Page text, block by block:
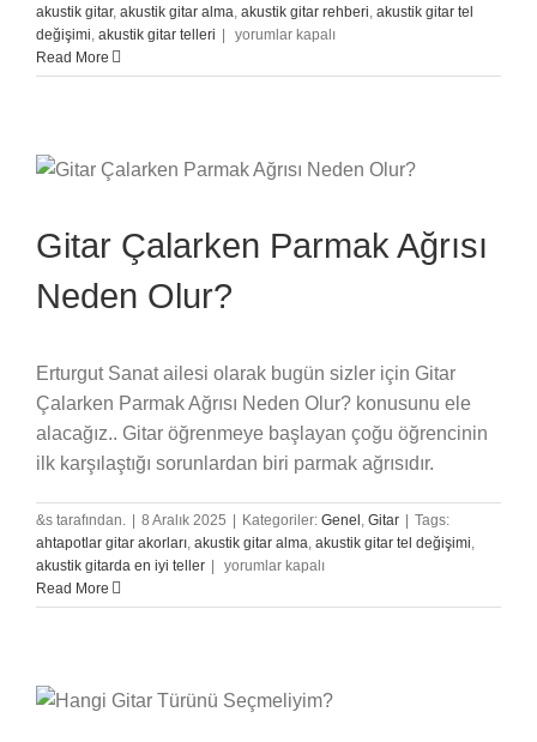
akustik gitar, akustik gitar alma akustik gitar rehberi akustik gitar tel
değişimi akustik gitar telleri |
Gitarda
Egzersizleri
yorumlar kapalı
Read More
Gitar Çalarken Parmak Ağrısı
Neden Olur?
Erturgut Sanat ailesi olarak bugün sizler için Gitar
Çalarken Parmak Ağrısı Neden Olur? konusunu ele
alacağız.. Gitar öğrenmeye başlayan çoğu öğrencinin
ilk karşılaştığı sorunlardan biri parmak ağrısıdır.
&s tarafından. 8 Aralık 2025 Kategoriler: Genel , Gitar
Tags:
ahtapotlar gitar akorları, akustik gitar alma, akustik gitar tel değişimi,
akustik gitarda en iyi teller
Gitar
Parmak
için
yorumlar kapalı
Read More